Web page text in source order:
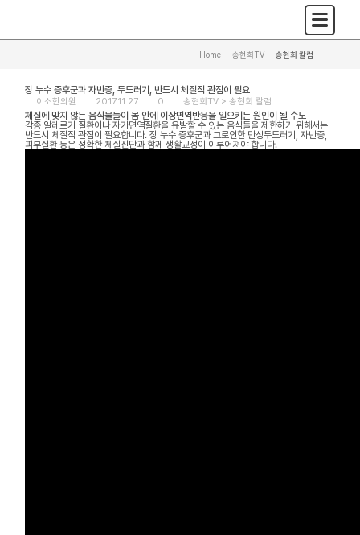
Home 송현희TV 송현희 칼럼
장 누수 증후군과 자반증, 두드러기, 반드시 체질적 관점이 필요
이소한의원 2017.11.27 0 송현희TV >송현희 칼럼
체질에 맞지 않는 음식물들이 몸 안에 이상면역반응을 일으키는 원인이 될 수도
각종 알레르기 질환이나 자가면역질환을 유발할 수 있는 음식들을 제한하기 위해서는
반드시 체질적 관점이 필요합니다. 장 누수 증후군과 그로인한 만성두드러기, 자반증,
피부질환 등은 정확한 체질진단과 함께 생활교정이 이루어져야 합니다.